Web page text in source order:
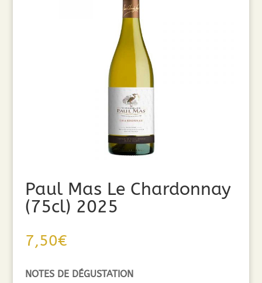
Paul Mas Le Chardonnay
(75cl) 2025
7,50€
NOTES DE DÉGUSTATION